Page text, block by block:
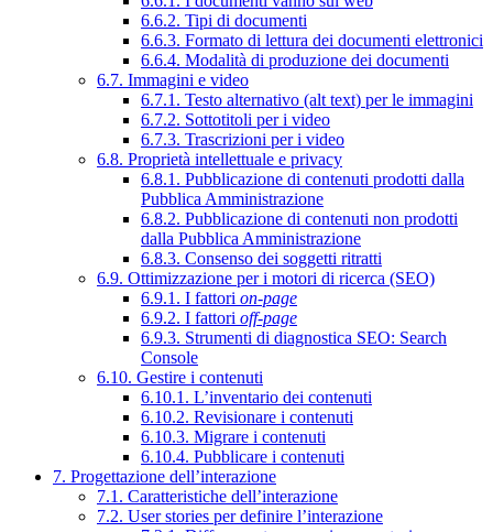
6.6.2. Tipi di documenti
6.6.3. Formato di lettura dei documenti elettronici
6.6.4. Modalità di produzione dei documenti
6.7. Immagini e video
6.7.1. Testo alternativo (alt text) per le immagini
6.7.2. Sottotitoli per i video
6.7.3. Trascrizioni per i video
6.8. Proprietà intellettuale e privacy
6.8.1. Pubblicazione di contenuti prodotti dalla
Pubblica Amministrazione
6.8.2. Pubblicazione di contenuti non prodotti
dalla Pubblica Amministrazione
6.8.3. Consenso dei soggetti ritratti
6.9. Ottimizzazione per i motori di ricerca (SEO)
6.9.1. I fattori on-page
6.9.2. I fattori off-page
6.9.3. Strumenti di diagnostica SEO: Search
Console
6.10. Gestire i contenuti
6.10.1. L’inventario dei contenuti
6.10.2. Revisionare i contenuti
6.10.3. Migrare i contenuti
6.10.4. Pubblicare i contenuti
7. Progettazione dell’interazione
7.1. Caratteristiche dell’interazione
7.2. User stories per definire l’interazione